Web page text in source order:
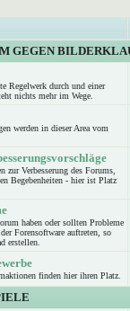
GEGEN
Regelwerk durch und einer
nichts mehr im Wege.
werden in dieser Area vom
zur Verbesserung des Forums,
Begebenheiten - hier ist Platz
haben oder sollten Probleme
Forensoftware auftreten, so
erstellen.
finden hier ihren Platz.